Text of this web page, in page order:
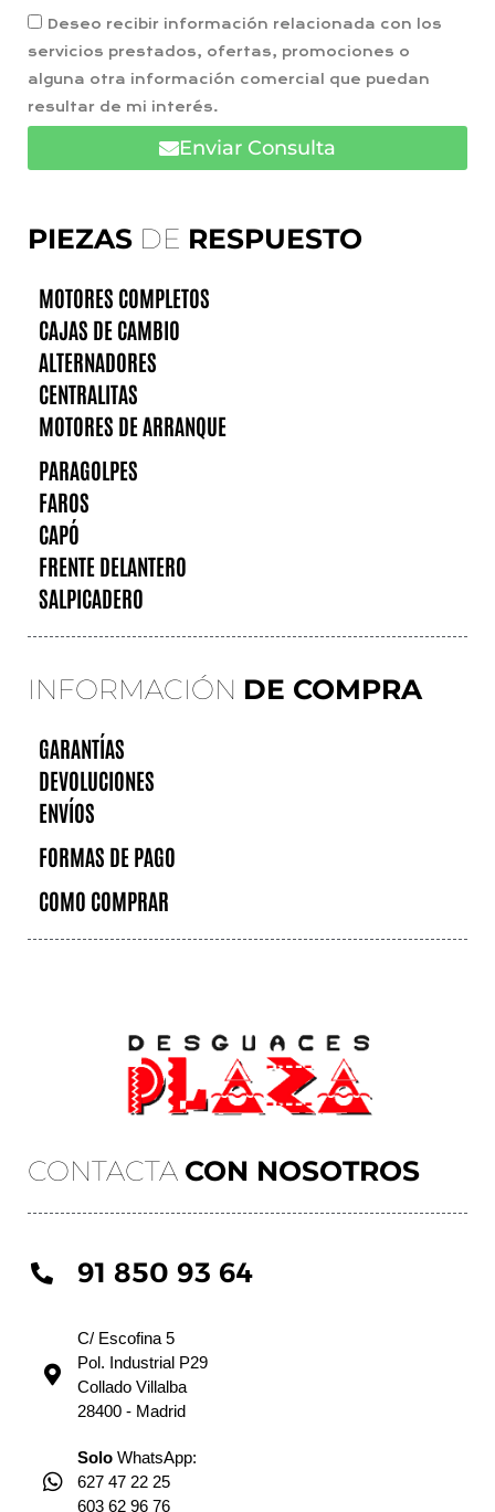
CONTACTA CON NOSOTROS
91 850 93 64
C/ Escofina 5
Pol. Industrial P29
Collado Villalba
28400 - Madrid
Solo WhatsApp:
627 47 22 25
603 62 96 76
PIEZAS DE RESPUESTO
MOTORES COMPLETOS
CAJAS DE CAMBIO
ALTERNADORES
CENTRALITAS
MOTORES DE ARRANQUE
PARAGOLPES
FAROS
CAPÓ
FRENTE DELANTERO
SALPICADERO
INFORMACIÓN DE COMPRA
GARANTÍAS
DEVOLUCIONES
ENVÍOS
FORMAS DE PAGO
COMO COMPRAR
Deseo recibir información relacionada con los
servicios prestados, ofertas, promociones o
alguna otra información comercial que puedan
resultar de mi interés.
Enviar Consulta